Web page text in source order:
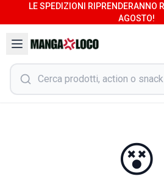
LE SPEDIZIONI RIPRENDERANNO
AGOSTO!
😵